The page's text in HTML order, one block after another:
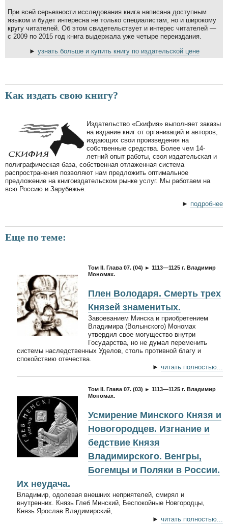
При всей серьезности исследования книга написана доступным
языком и будет интересна не только специалистам, но и широкому
кругу читателей. Об этом свидетельствует и интерес читателей —
с 2009 по 2015 год книга выдержала уже четыре переиздания.
► узнать больше и купить книгу по издательской цене
Как издать свою книгу?
Издательство «Скифия» выполняет заказы
на издание книг от организаций и авторов,
издающих свои произведения на
собственные средства. Более чем 14-
летний опыт работы, своя издательская и
полиграфическая база, собственная отлаженная система
распространения позволяют нам предложить оптимальное
предложение на книгоиздательском рынке услуг. Мы работаем на
всю Россию и Зарубежье.
► подробнее
Еще по теме:
Том II. Глава 07. (04) ► 1113—1125 г. Владимир
Мономах.
Плен Володаря. Смерть трех
Князей знаменитых.
Завоеванием Минска и приобретением
Владимира (Волынского) Мономах
утвердил свое могущество внутри
Государства, но не думал переменить
системы наследственных Уделов, столь противной благу и
спокойствию отечества.
► читать полностью...
Том II. Глава 07. (03) ► 1113—1125 г. Владимир
Мономах.
Усмирение Минского Князя и
Новогородцев. Изгнание и
бедствие Князя
Владимирского. Венгры,
Богемцы и Поляки в России.
Их неудача.
Владимир, одолевая внешних неприятелей, смирял и
внутренних. Князь Глеб Минский, Беспокойные Новгородцы,
Князь Ярослав Владимирский,
► читать полностью...